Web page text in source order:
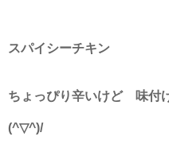
スパイシーチキン
ちょっぴり辛いけど 味付
(^▽^)/